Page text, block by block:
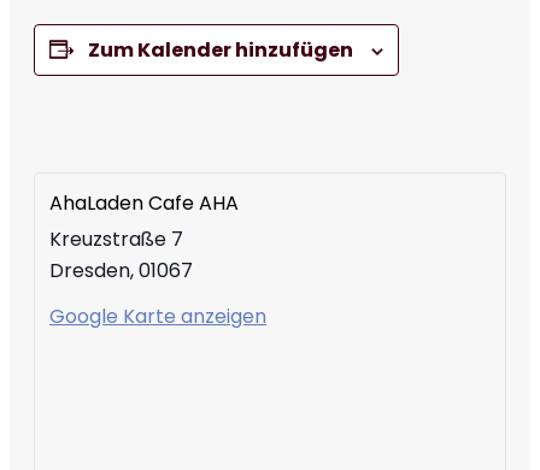
Zum Kalender hinzufügen
AhaLaden Cafe AHA
Kreuzstraße 7
Dresden,01067
Google Karte anzeigen